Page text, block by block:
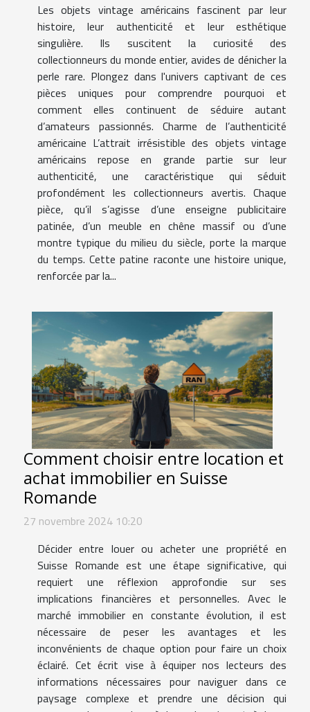
Les objets vintage américains fascinent par leur
histoire, leur authenticité et leur esthétique
singulière. Ils suscitent la curiosité des
collectionneurs du monde entier, avides de dénicher la
perle rare. Plongez dans l'univers captivant de ces
pièces uniques pour comprendre pourquoi et
comment elles continuent de séduire autant
d’amateurs passionnés. Charme de l’authenticité
américaine L’attrait irrésistible des objets vintage
américains repose en grande partie sur leur
authenticité, une caractéristique qui séduit
profondément les collectionneurs avertis. Chaque
pièce, qu’il s’agisse d’une enseigne publicitaire
patinée, d’un meuble en chêne massif ou d’une
montre typique du milieu du siècle, porte la marque
du temps. Cette patine raconte une histoire unique,
renforcée par la...
Comment choisir entre location et
achat immobilier en Suisse
Romande
27 novembre 2024 10:20
Décider entre louer ou acheter une propriété en
Suisse Romande est une étape significative, qui
requiert une réflexion approfondie sur ses
implications financières et personnelles. Avec le
marché immobilier en constante évolution, il est
nécessaire de peser les avantages et les
inconvénients de chaque option pour faire un choix
éclairé. Cet écrit vise à équiper nos lecteurs des
informations nécessaires pour naviguer dans ce
paysage complexe et prendre une décision qui